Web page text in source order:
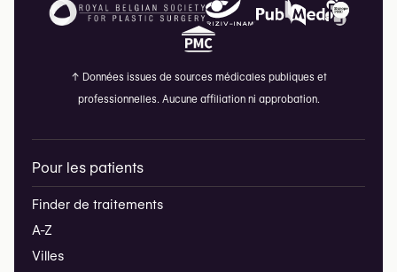
↑ Données issues de sources médicales publiques et
professionnelles. Aucune affiliation ni approbation.
Pour les patients
Finder de traitements
A-Z
Villes